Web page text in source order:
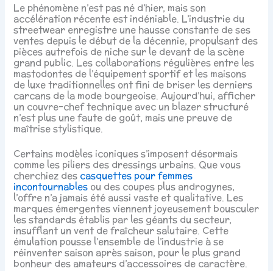
Le phénomène n’est pas né d’hier, mais son
accélération récente est indéniable. L’industrie du
streetwear enregistre une hausse constante de ses
ventes depuis le début de la décennie, propulsant des
pièces autrefois de niche sur le devant de la scène
grand public. Les collaborations régulières entre les
mastodontes de l’équipement sportif et les maisons
de luxe traditionnelles ont fini de briser les derniers
carcans de la mode bourgeoise. Aujourd’hui, afficher
un couvre-chef technique avec un blazer structuré
n’est plus une faute de goût, mais une preuve de
maîtrise stylistique.
Certains modèles iconiques s’imposent désormais
comme les piliers des dressings urbains. Que vous
cherchiez des casquettes pour femmes
incontournables ou des coupes plus androgynes,
l’offre n’a jamais été aussi vaste et qualitative. Les
marques émergentes viennent joyeusement bousculer
les standards établis par les géants du secteur,
insufflant un vent de fraîcheur salutaire. Cette
émulation pousse l’ensemble de l’industrie à se
réinventer saison après saison, pour le plus grand
bonheur des amateurs d’accessoires de caractère.